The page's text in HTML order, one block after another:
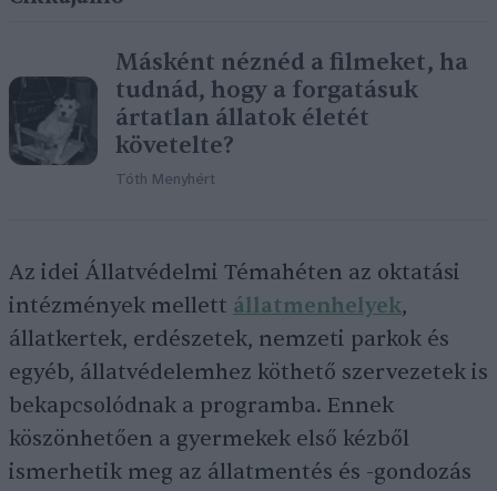
Másként néznéd a filmeket, ha
tudnád, hogy a forgatásuk
ártatlan állatok életét
követelte?
Tóth Menyhért
Az idei Állatvédelmi Témahéten az oktatási
intézmények mellett állatmenhelyek,
állatkertek, erdészetek, nemzeti parkok és
egyéb, állatvédelemhez köthető szervezetek is
bekapcsolódnak a programba. Ennek
köszönhetően a gyermekek első kézből
ismerhetik meg az állatmentés és -gondozás